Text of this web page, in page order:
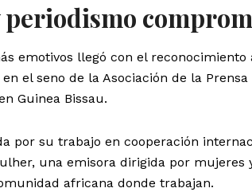
emotivos llegó con el reconocimiento
el seno de la Asociación de la
Guinea Bissau.
por su trabajo en cooperación
una emisora dirigida por mujeres
africana donde trabajan.